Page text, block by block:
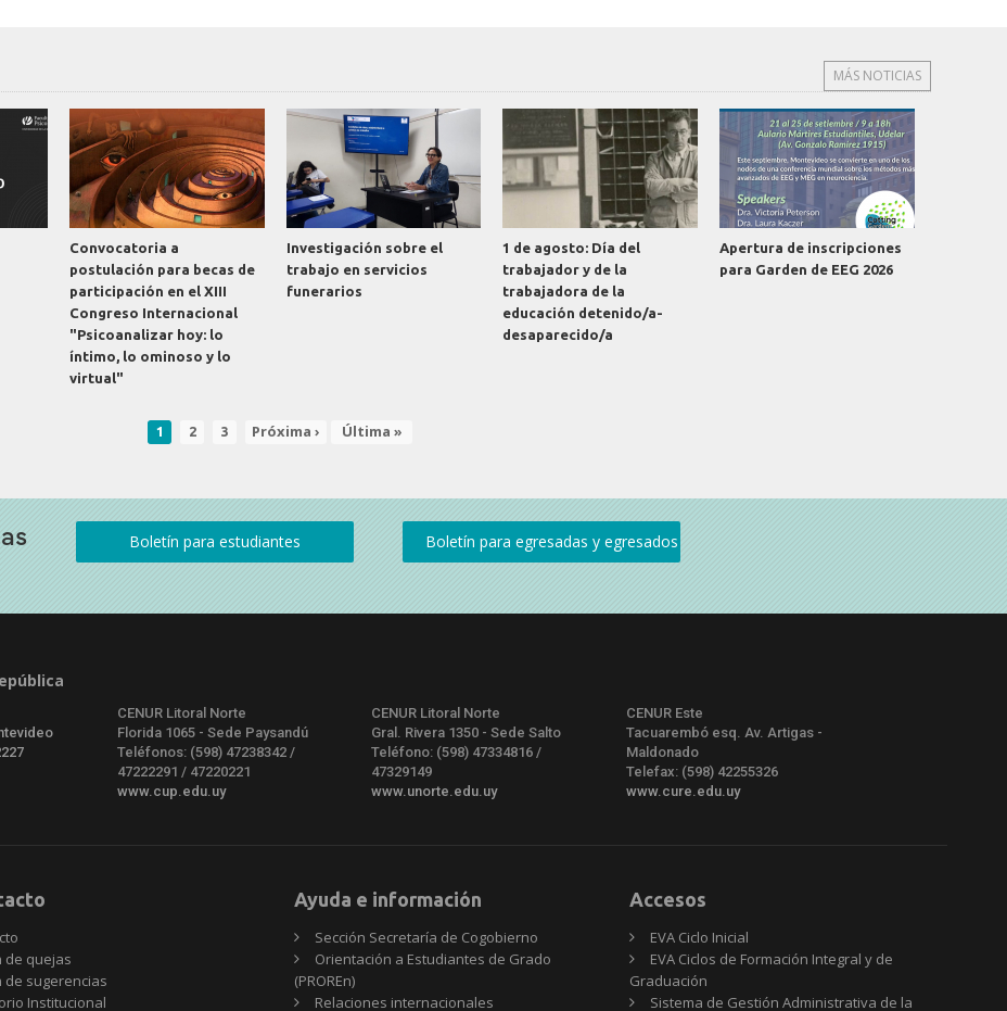
MÁS NOTICIAS
Convocatoria a
postulación para becas de
participación en el XIII
Congreso Internacional
"Psicoanalizar hoy: lo
íntimo, lo ominoso y lo
virtual"
Investigación sobre el
trabajo en servicios
funerarios
1 de agosto: Día del
trabajador y de la
trabajadora de la
educación detenido/a-
desaparecido/a
Apertura de inscripciones
para Garden de EEG 2026
Página
1 Page
2 Page
3
Siguiente
Próxima ›
Última
Última »
CENUR Litoral Norte
Florida 1065 - Sede Paysandú
Teléfonos: (598) 47238342 /
47222291 / 47220221
www.cup.edu.uy
CENUR Litoral Norte
Gral. Rivera 1350 - Sede Salto
Teléfono: (598) 47334816 /
47329149
www.unorte.edu.uy
CENUR Este
Tacuarembó esq. Av. Artigas -
Maldonado
Telefax: (598) 42255326
www.cure.edu.uy
de quejas
de sugerencias
Institucional
Ayuda e información
Sección Secretaría de Cogobierno
Orientación a Estudiantes de Grado
(PROREn)
Relaciones internacionales
Accesos
EVA Ciclo Inicial
EVA Ciclos de Formación Integral y de
Graduación
Sistema de Gestión Administrativa de la